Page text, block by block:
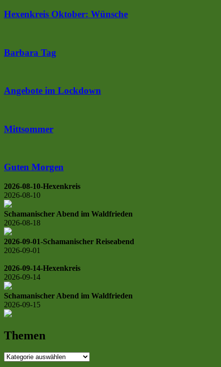
Hexenkreis Oktober: Wünsche
Barbara Tag
Angebote im Lockdown
Mittsommer
Guten Morgen
2026-08-10-Hexenkreis
2026-08-10
Schamanischer Abend im Waldfrieden
2026-08-18
2026-09-01-Schamanischer Reiseabend
2026-09-01
2026-09-14-Hexenkreis
2026-09-14
Schamanischer Abend im Waldfrieden
2026-09-15
Themen
Themen